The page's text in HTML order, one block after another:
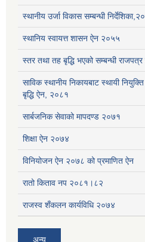
स्थानीय उर्जा विकास सम्बन्धी
स्थानिय स्वायत्त शासन ऐन २०५५
स्तर तथा तह बृद्धि भएको सम्बन्धी
साविक स्थानीय निकायबाट स्थायी
बृद्धि ऐन, २०८१
सार्बजनिक सेवाको मापदण्ड २०७१
शिक्षा ऐन २०७४
विनियोजन ऐन २०७८ को प्रमाणित ऐन
रातो किताव नप २०८१।८२
राजस्व शँकलन कार्यविधि २०७४
अन्य